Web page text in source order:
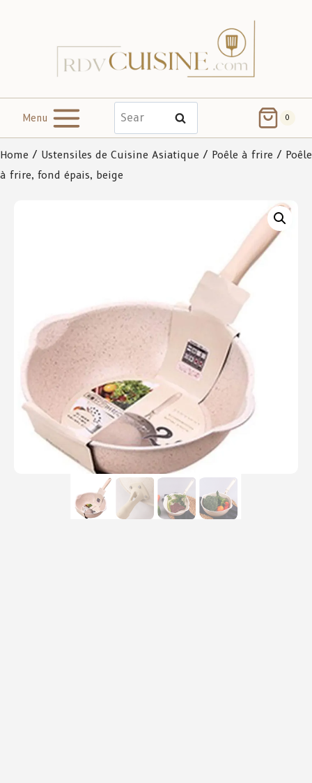
Menu Search 0
Home / Ustensiles de Cuisine Asiatique / Poêle à frire / Poêle
à frire, fond épais, beige